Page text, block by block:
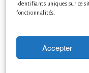
identifiants uniques sur ce
fonctionnalités.
Accepter